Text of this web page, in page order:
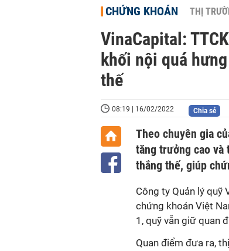
CHỨNG KHOÁN THỊ
VinaCapital:
khối nội quá
thế
08:19 | 16/02/2022 Chia sẻ
Theo chuyên gia
tăng trưởng cao
thắng thế, giúp
Công ty Quản lý
chứng khoán Việt
1, quỹ vẫn giữ quan
Quan điểm đưa ra,